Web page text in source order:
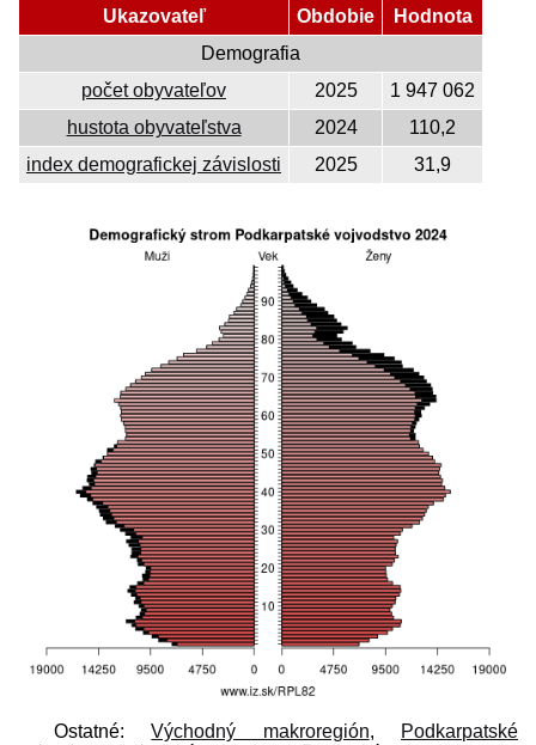
Ukazovateľ Obdobie
Hodnota
Demografia
počet obyvateľov
2025
1 947 062
hustota obyvateľstva
2024
110,2
index demografickej závislosti
2025 31,9
Ostatné:Východný makroregión,
Podkarpatské